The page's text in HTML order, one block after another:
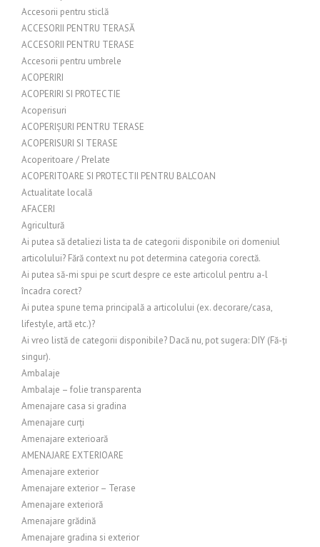
Accesorii pentru sticlă
ACCESORII PENTRU TERASĂ
ACCESORII PENTRU TERASE
Accesorii pentru umbrele
ACOPERIRI
ACOPERIRI SI PROTECTIE
Acoperisuri
ACOPERIȘURI PENTRU TERASE
ACOPERISURI SI TERASE
Acoperitoare / Prelate
ACOPERITOARE SI PROTECTII PENTRU BALCOAN
Actualitate locală
AFACERI
Agricultură
Ai putea să detaliezi lista ta de categorii disponibile ori domeniul
articolului? Fără context nu pot determina categoria corectă.
Ai putea să-mi spui pe scurt despre ce este articolul pentru a-l
încadra corect?
Ai putea spune tema principală a articolului (ex. decorare/casa,
lifestyle, artă etc.)?
Ai vreo listă de categorii disponibile? Dacă nu, pot sugera: DIY (Fă-ți
singur).
Ambalaje
Ambalaje – folie transparenta
Amenajare casa si gradina
Amenajare curți
Amenajare exterioară
AMENAJARE EXTERIOARE
Amenajare exterior
Amenajare exterior – Terase
Amenajare exterioră
Amenajare grădină
Amenajare gradina si exterior